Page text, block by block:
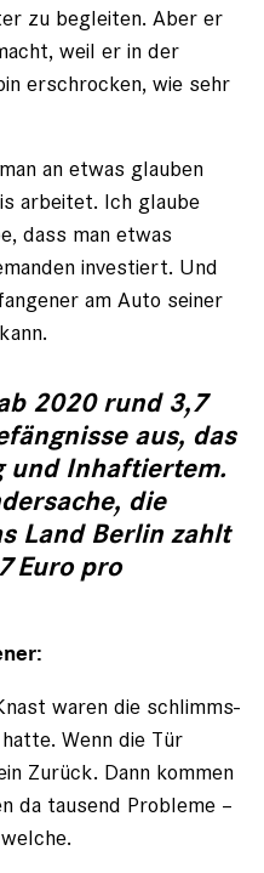
zu begleiten. Aber er
weil er in der
erschrocken, wie sehr
an etwas glauben
arbeitet. Ich glaube
dass man etwas
investiert. Und
am Auto seiner
2020 rund 3,7
aus, das
und Inhaftiertem.
die
Land Berlin zahlt
Euro pro
waren die schlimms­
Wenn die Tür
Zurück. Dann kommen
da tausend Probleme –